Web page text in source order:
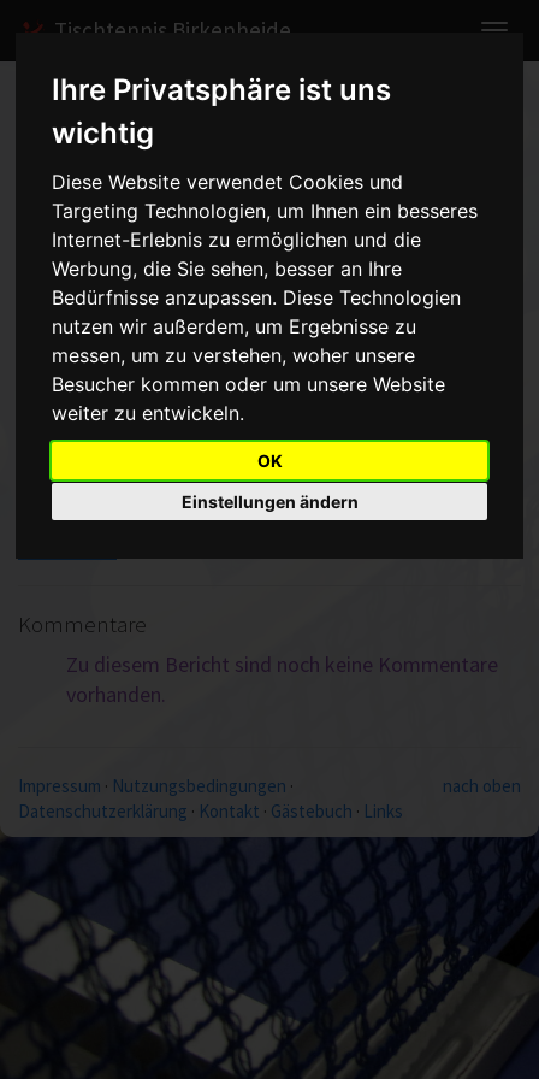
Ihre Privatsphäre ist uns
wichtig
Diese Website verwendet Cookies und
Targeting Technologien, um Ihnen ein besseres
Internet-Erlebnis zu ermöglichen und die
Werbung, die Sie sehen, besser an Ihre
Bedürfnisse anzupassen. Diese Technologien
nutzen wir außerdem, um Ergebnisse zu
messen, um zu verstehen, woher unsere
Besucher kommen oder um unsere Website
weiter zu entwickeln.
OK
Einstellungen ändern
Tischtennis Birkenheide
Home Spiele 2003/2004
Herren I
Spielbericht anzeigen
Herren I - TTC Altrip III -
4:9vom 05.12.2003 20:00 Uhr
Bei weitem nicht so klar wie das Ergebnis es vermuten lässt, war
das Spiel unserer ersten Mannschaft gegen Altrip. Unsere Erste
verlor mehrere Spiele äußerst knapp und hätte mit etwas mehr
unsere Mannschaft: Zwicker/Verst 1, Zwicker 1, Verst 1, Straube 1.
Kommentare
Zu diesem Bericht sind noch keine Kommentare
vorhanden.
nach oben
Impressum · Nutzungsbedingungen ·
Datenschutzerklärung · Kontakt · Gästebuch · Links